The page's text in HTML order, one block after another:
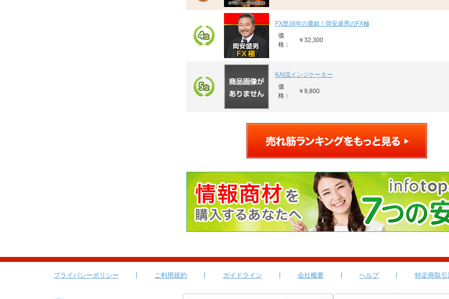
FX歴38年の重鎮！岡安盛男のFX極
価
格：
￥32,300
KAI流インジケーター
価
格：
￥9,800
プライバシーポリシー ご利用規約 ガイドライン 会社概要 ヘルプ 特定商取